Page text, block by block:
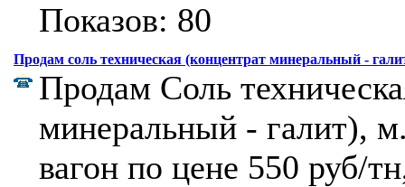
Показов: 80
Продам соль техническая (концентрат минеральный -
Продам Соль
минеральный - галит),
вагон по цене 550 руб/